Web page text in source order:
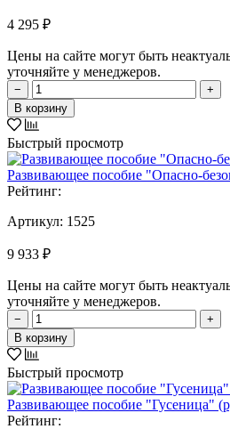
4 295 ₽
Цены на сайте могут быть
уточняйте у менеджеров.
−
+
В корзину
Быстрый просмотр
Развивающее пособие "Опасно-
Рейтинг:
Артикул: 1525
9 933 ₽
Цены на сайте могут быть
уточняйте у менеджеров.
−
+
В корзину
Быстрый просмотр
Развивающее пособие "Гусеница"
Рейтинг: